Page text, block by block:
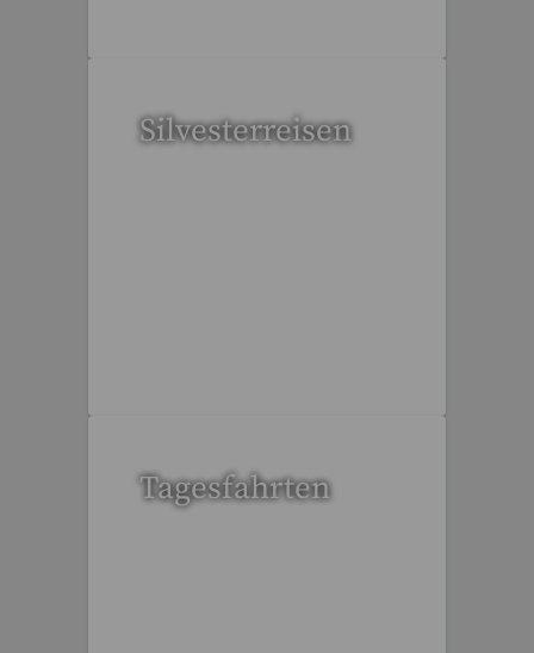
Silvesterreisen
Tagesfahrten